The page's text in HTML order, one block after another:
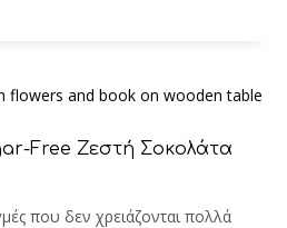
Free Ζεστή Σοκολάτα
που δεν χρειάζονται πολλά